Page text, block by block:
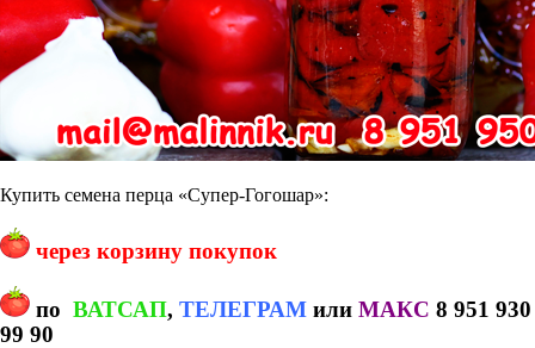
Купить семена перца «Супер-Гогошар»:
через корзину покупок
по ВАТСАП, ТЕЛЕГРАМ или МАКС 8 951 930
99 90